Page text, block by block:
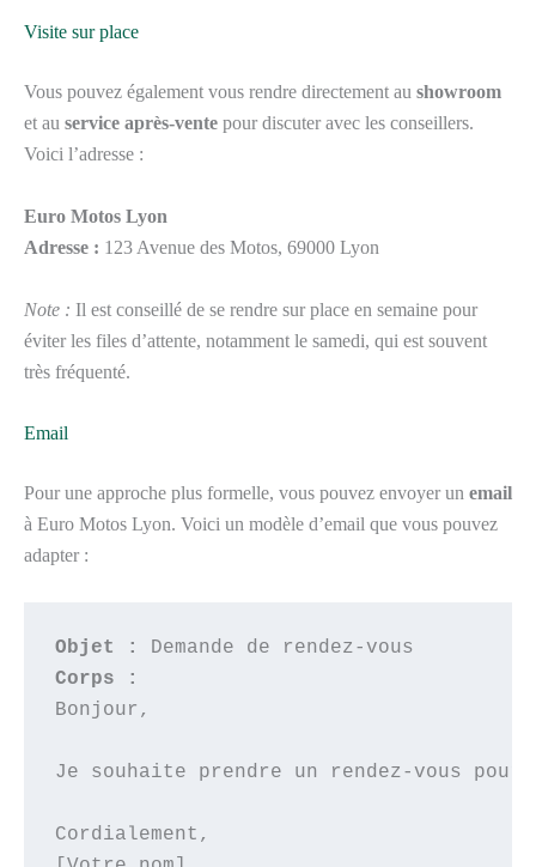
Visite sur place
Vous pouvez également vous rendre directement au showroom
et au service après-vente pour discuter avec les conseillers.
Voici l’adresse :
Euro Motos Lyon
Adresse : 123 Avenue des Motos, 69000 Lyon
Note : Il est conseillé de se rendre sur place en semaine pour
éviter les files d’attente, notamment le samedi, qui est souvent
très fréquenté.
Email
Pour une approche plus formelle, vous pouvez envoyer un email
à Euro Motos Lyon. Voici un modèle d’email que vous pouvez
adapter :
Objet :
Corps :
Bonjour,
Je souhaite prendre un rendez-vous
Cordialement,